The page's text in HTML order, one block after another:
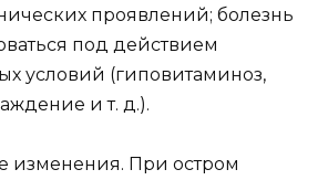
проявлений; болезнь
под действием
условий (гиповитаминоз,
и т. д.).
изменения. При остром